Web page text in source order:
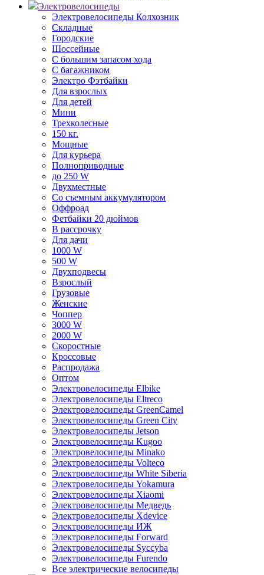
Электровелосипеды
Электровелосипеды Колхозник
Складные
Городские
Шоссейные
С большим запасом хода
С багажником
Электро Фэтбайки
Для взрослых
Для детей
Мини
Трехколесные
150 кг.
Мощные
Для курьера
Полноприводные
до 250 W
Двухместные
Со съемным аккумулятором
Оффроад
Фетбайки 20 дюймов
В рассрочку
Для дачи
1000 W
500 W
Двухподвесы
Взрослый
Грузовые
Женские
Чоппер
3000 W
2000 W
Скоростные
Кроссовые
Распродажа
Оптом
Электровелосипеды Elbike
Электровелосипеды Eltreco
Электровелосипеды GreenCamel
Электровелосипеды Green City
Электровелосипеды Jetson
Электровелосипеды Kugoo
Электровелосипеды Minako
Электровелосипеды Volteco
Электровелосипеды White Siberia
Электровелосипеды Yokamura
Электровелосипеды Xiaomi
Электровелосипеды Медведь
Электровелосипеды Xdevice
Электровелосипеды ИЖ
Электровелосипеды Forward
Электровелосипеды Syccyba
Электровелосипеды Furendo
Все электрические велосипеды